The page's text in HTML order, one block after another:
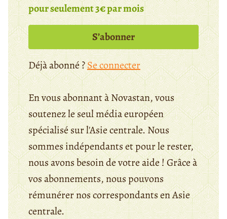
pour seulement 3€ par mois
S’abonner
Déjà abonné ?Se connecter
En vous abonnant à Novastan, vous
soutenez le seul média européen
spécialisé sur l'Asie centrale. Nous
sommes indépendants et pour le rester,
nous avons besoin de votre aide ! Grâce à
vos abonnements, nous pouvons
rémunérer nos correspondants en Asie
centrale.